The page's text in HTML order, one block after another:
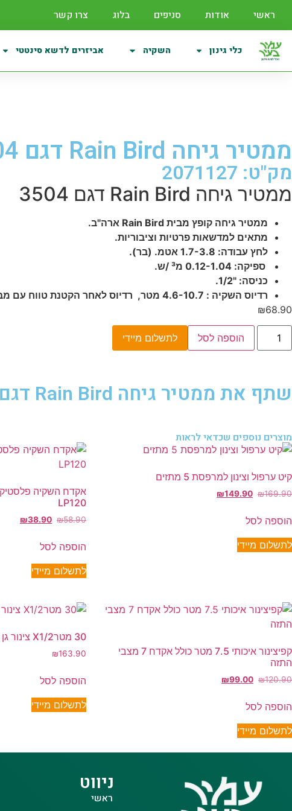
ראשי אודות סניפים בלוג צרו קשר
כלי גינון השקיה אביזרים לדשא סינטטי
ממטיר גיחה Rain Bird דגם 3504
מק"ט: 2071127
ממטיר גיחה Rain Bird דגם 3504
ממטיר גיחה קופץ מבית Rain Bird ארה"ב.
מתאים למדשאות פרטיות וציבוריות.
לחץ עבודה: 1.7-3.8 אטמ. (בר).
ספיקה: 0.12-1.04 מ³ /ש.
כניסה: "1/2.
רדיוס השקיה : 4.6-10.7 מטר, רדיוס לאחר הקטנת טווח עם מברג: 2.6 מטר.
₪68.90
הוספה לסל לתשלום מיידי
שתף את ממטיר גיחה Rain Bird דגם 3504
מוצרים נוספים שכדאי לראות
קיט ערפול וצינון למרפסת 5 מתזים
₪169.90
₪149.90
הוספה לסל
לתשלום מיידי
LP120
₪58.90
₪38.90
הוספה לסל
לתשלום מיידי
קפיצינור איכותי 7.5 מטר כולל אקדח 7 מצבי
התזה
₪120.90
₪99.00
הוספה לסל
לתשלום מיידי
30 מטרX1/2 צינור גן צהוב
₪163.90
הוספה לסל
לתשלום מיידי
ניווט
ראשי